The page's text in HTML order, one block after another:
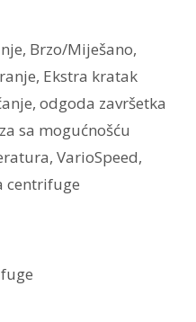
Brzo/Miješano,
Ekstra kratak
odgoda završetka
sa mogućnošću
VarioSpeed,
centrifuge